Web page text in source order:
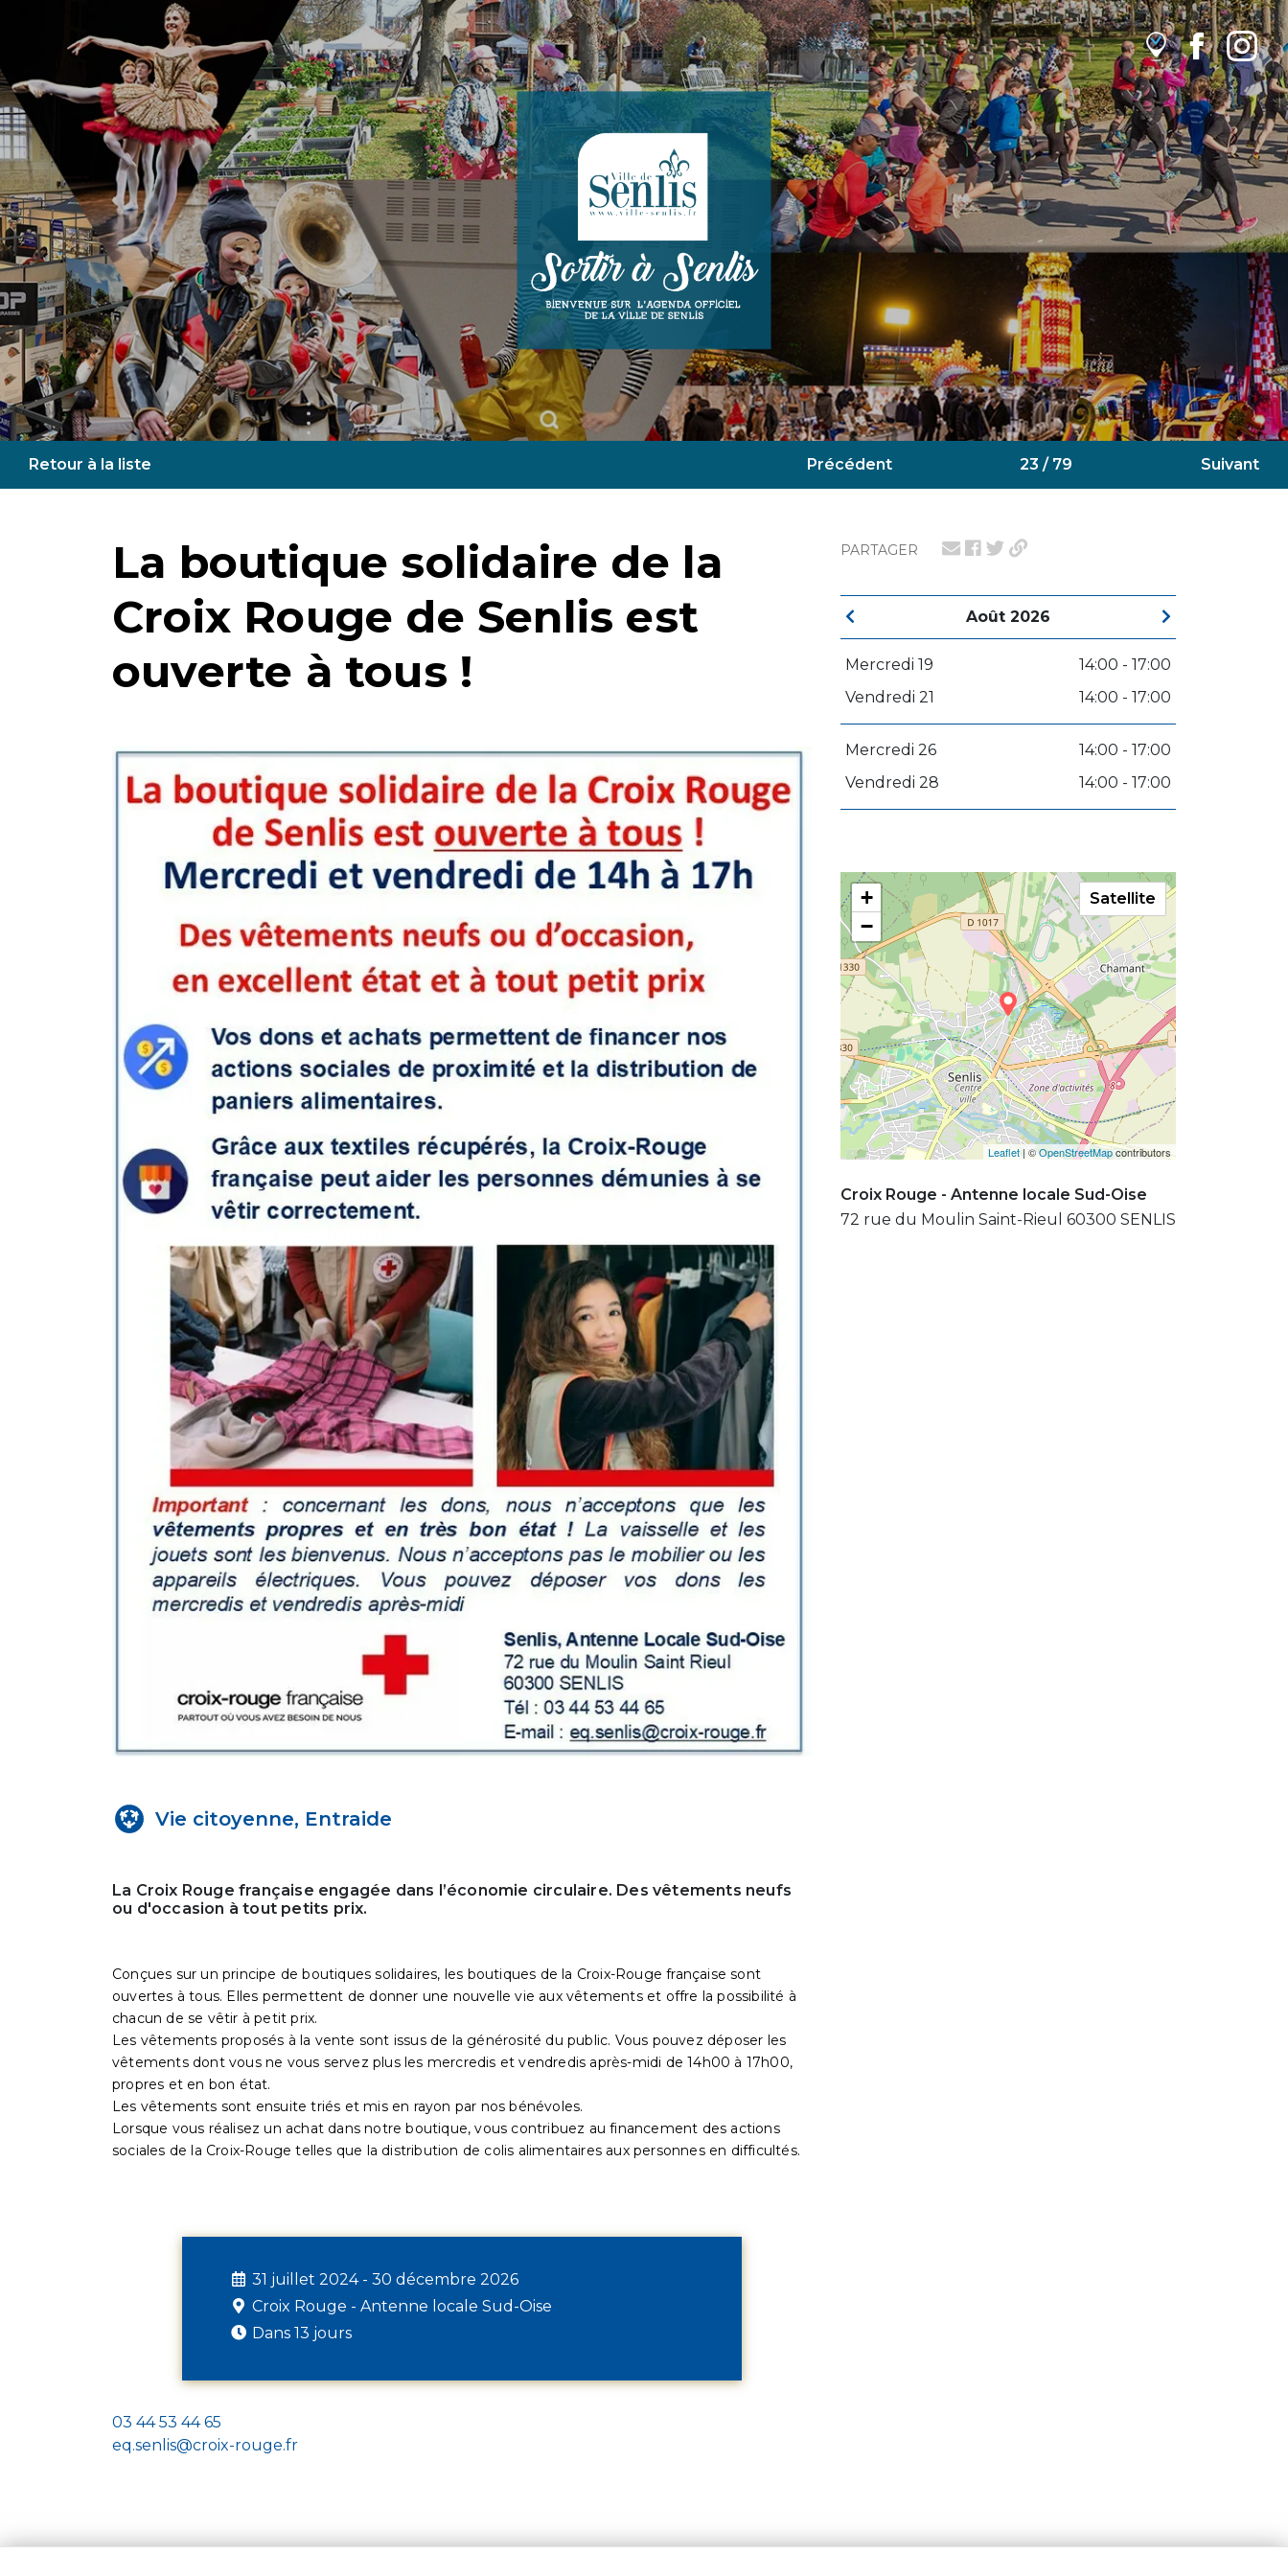
Retour à la liste Précédent 23 / 79 Suivant
PARTAGER
Août 2026
Mercredi 19
14:00 - 17:00
Vendredi 21
14:00 - 17:00
Mercredi 26
14:00 - 17:00
Vendredi 28
14:00 - 17:00
+
−
Leaflet| ©OpenStreetMapcontributors
Satellite
Croix Rouge - Antenne locale Sud-Oise
72 rue du Moulin Saint-Rieul 60300 SENLIS
La boutique solidaire de la
Croix Rouge de Senlis est
ouverte à tous !
Vie citoyenne, Entraide
La Croix Rouge française engagée dans l’économie circulaire. Des vêtements neufs
ou d'occasion à tout petits prix.
Conçues sur un principe de boutiques solidaires, les boutiques de la Croix-Rouge française sont
ouvertes à tous. Elles permettent de donner une nouvelle vie aux vêtements et offre la possibilité à
chacun de se vêtir à petit prix.
Les vêtements proposés à la vente sont issus de la générosité du public. Vous pouvez déposer les
vêtements dont vous ne vous servez plus les mercredis et vendredis après-midi de 14h00 à 17h00,
propres et en bon état.
Les vêtements sont ensuite triés et mis en rayon par nos bénévoles.
Lorsque vous réalisez un achat dans notre boutique, vous contribuez au financement des actions
sociales de la Croix-Rouge telles que la distribution de colis alimentaires aux personnes en difficultés.
31 juillet 2024 - 30 décembre 2026
Croix Rouge - Antenne locale Sud-Oise
Dans 13 jours
03 44 53 44 65
eq.senlis@croix-rouge.fr